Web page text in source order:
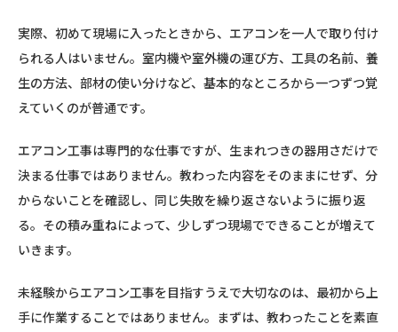
実際、初めて現場に入ったときから、エアコンを一人で取り付け
られる人はいません。室内機や室外機の運び方、工具の名前、養
生の方法、部材の使い分けなど、基本的なところから一つずつ覚
えていくのが普通です。
エアコン工事は専門的な仕事ですが、生まれつきの器用さだけで
決まる仕事ではありません。教わった内容をそのままにせず、分
からないことを確認し、同じ失敗を繰り返さないように振り返
る。その積み重ねによって、少しずつ現場でできることが増えて
いきます。
未経験からエアコン工事を目指すうえで大切なのは、最初から上
手に作業することではありません。まずは、教わったことを素直